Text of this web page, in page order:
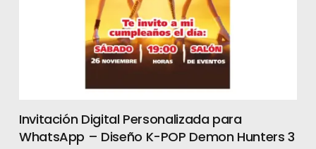
IMPORTANTE: El archivo que te
enviamos es digital y no es editable.
>>>>>>>>>>>>>>>>>>>>>>>>>>>>>>+
<<<<<<<<<<<<<<<<<<<<<<<<<<<<<<
¿CUÁNTO DEMORAN EN ENVIARME LA
INVITACIÓN TERMINADA?
Invitación Digital Personalizada para
WhatsApp – Diseño K-POP Demon Hunters 3